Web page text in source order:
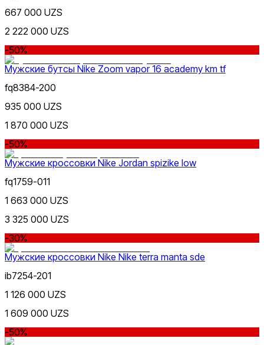
667 000 UZS
2 222 000 UZS
-50%
Мужские бутсы Nike Zoom vapor 16 academy km tf
fq8384-200
935 000 UZS
1 870 000 UZS
-50%
Мужские кроссовки Nike Jordan spizike low
fq1759-011
1 663 000 UZS
3 325 000 UZS
-30%
Мужские кроссовки Nike Nike terra manta sde
ib7254-201
1 126 000 UZS
1 609 000 UZS
-50%